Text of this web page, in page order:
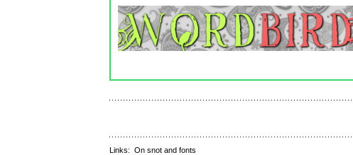
Links: On snot and fonts